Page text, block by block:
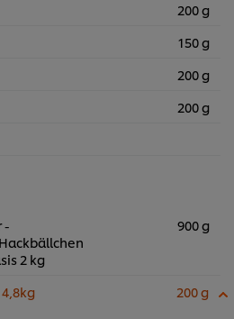
200 g
150 g
200 g
200 g
-
2 kg
900 g
200 g